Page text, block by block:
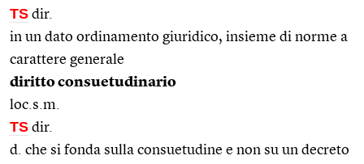
TS dir.
in un dato ordinamento giuridico, insieme di norme a
carattere generale
diritto consuetudinario
loc.s.m.
TS dir.
d. che si fonda sulla consuetudine e non su un decreto